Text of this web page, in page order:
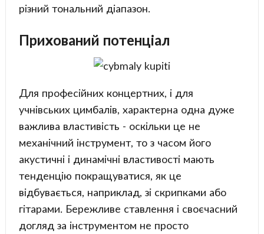
різний тональний діапазон.
Прихований потенціал
Для професійних концертних, і для
учнівських цимбалів, характерна одна дуже
важлива властивість - оскільки це не
механічний інструмент, то з часом його
акустичні і динамічні властивості мають
тенденцію покращуватися, як це
відбувається, наприклад, зі скрипками або
гітарами. Бережливе ставлення і своєчасний
догляд за інструментом не просто